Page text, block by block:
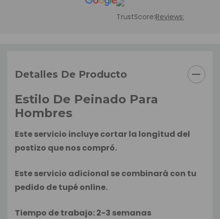
TrustScore:Reviews:
Detalles De Producto
Estilo De Peinado Para
Hombres
Este servicio incluye cortar la longitud del
postizo que nos compró.
Este servicio adicional se combinará con tu
pedido de tupé online.
Tiempo de trabajo: 2-3 semanas